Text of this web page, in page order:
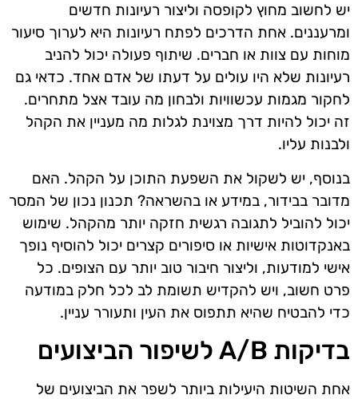
יש לחשוב מחוץ לקופסה וליצור רעיונות חדשים
ומרעננים. אחת הדרכים לפתח רעיונות היא לערוך סיעור
מוחות עם צוות או חברים. שיתוף פעולה יכול להניב
רעיונות שלא היו עולים על דעתו של אדם אחד. כדאי גם
לחקור מגמות עכשוויות ולבחון מה עובד אצל מתחרים.
זה יכול להיות דרך מצוינת לגלות מה מעניין את הקהל
ולבנות עליו.
בנוסף, יש לשקול את השפעת התוכן על הקהל. האם
מדובר בבידור, במידע או בהשראה? תכנון נכון של המסר
יכול להוביל לתגובה רגשית חזקה יותר מהקהל. שימוש
באנקדוטות אישיות או סיפורים קצרים יכול להוסיף נופך
אישי למודעות, וליצור חיבור טוב יותר עם הצופים. כל
פרט חשוב, ויש להקדיש תשומת לב לכל חלק במודעה
כדי להבטיח שהיא תתפוס את העין ותעורר עניין.
בדיקות A/B לשיפור הביצועים
אחת השיטות היעילות ביותר לשפר את הביצועים של